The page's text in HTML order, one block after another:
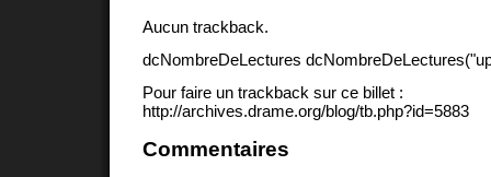
Aucun trackback.
dcNombreDeLectures
Pour faire un trackback sur ce billet :
http://archives.drame.org/blog/tb.php?id=5883
Commentaires